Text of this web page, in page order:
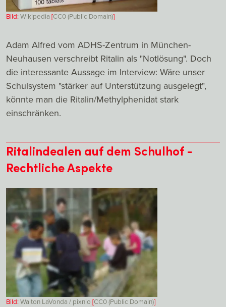
Bild:Wikipedia [CC0 (Public Domain)]
Adam Alfred vom ADHS-Zentrum in München-
Neuhausen verschreibt Ritalin als "Notlösung". Doch
die interessante Aussage im Interview: Wäre unser
Schulsystem "stärker auf Unterstützung ausgelegt",
könnte man die Ritalin/Methylphenidat stark
einschränken.
Ritalindealen auf dem Schulhof -
Rechtliche Aspekte
Bild:Walton LaVonda / pixnio [CC0 (Public Domain)]